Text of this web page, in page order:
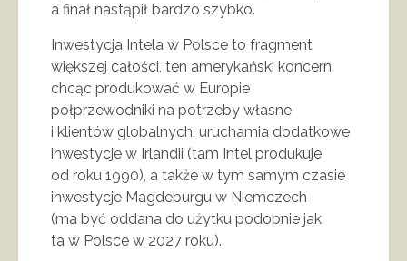
a finał nastąpił bardzo szybko.
Inwestycja Intela w Polsce to fragment
większej całości, ten amerykański koncern
chcąc produkować w Europie
półprzewodniki na potrzeby własne
i klientów globalnych, uruchamia dodatkowe
inwestycje w Irlandii (tam Intel produkuje
od roku 1990), a także w tym samym czasie
inwestycje Magdeburgu w Niemczech
(ma być oddana do użytku podobnie jak
ta w Polsce w 2027 roku).